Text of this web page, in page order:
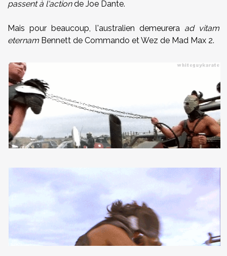
passent à l'actionde Joe Dante.
Mais pour beaucoup, l'australien demeurera ad vitam
eternam Bennett de Commando et Wez de Mad Max 2.